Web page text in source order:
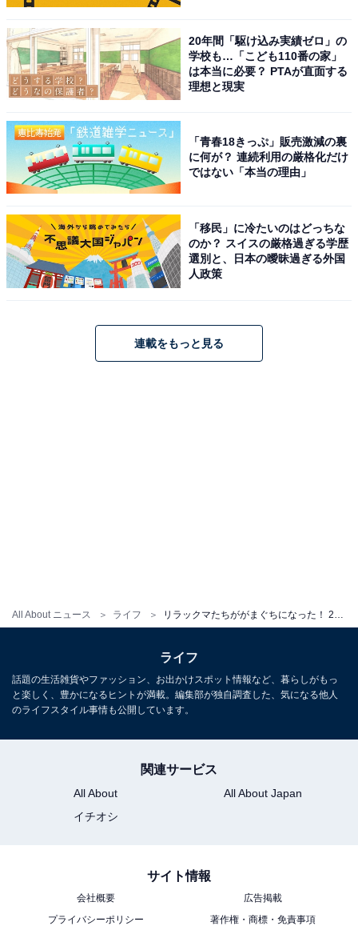
All About ニュース ライフ
・チャイロイコグマ
Amazonで見る
こちらもおすすめ
バニー アクリルチャーム」全7種が見逃せない
20年間「駆け込み実績ゼロ」の
学校も…「こども110番の家」
は本当に必要？ PTAが直面する
理想と現実
「青春18きっぷ」販売激減の裏
に何が？ 連続利用の厳格化だけ
ではない「本当の理由」
「移民」に冷たいのはどっちな
のか？ スイスの厳格過ぎる学歴
選別と、日本の曖昧過ぎる外国
人政策
連載をもっと見る
ライフ
話題の生活雑貨やファッション、お出かけスポット情報など、暮らしがもっ
と楽しく、豊かになるヒントが満載。編集部が独自調査した、気になる他人
のライフスタイル事情も公開しています。
関連サービス
All About
All About Japan
イチオシ
サイト情報
会社概要
広告掲載
プライバシーポリシー
著作権・商標・免責事項